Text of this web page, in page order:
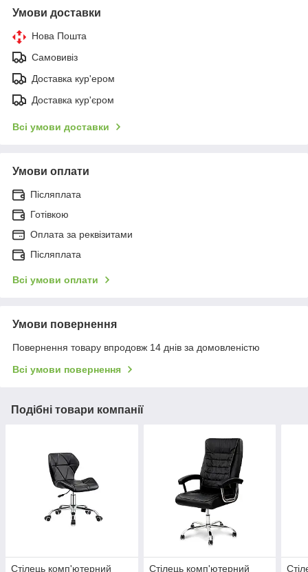
Умови доставки
Нова Пошта
Самовивіз
Доставка кур'ером
Доставка кур'єром
Всі умови доставки
Умови оплати
Післяплата
Готівкою
Оплата за реквізитами
Післяплата
Всі умови оплати
Умови повернення
Повернення товару впродовж 14 днів за домовленістю
Всі умови повернення
Подібні товари компанії
Стілець комп'ютерний
Стілець комп'ютерний